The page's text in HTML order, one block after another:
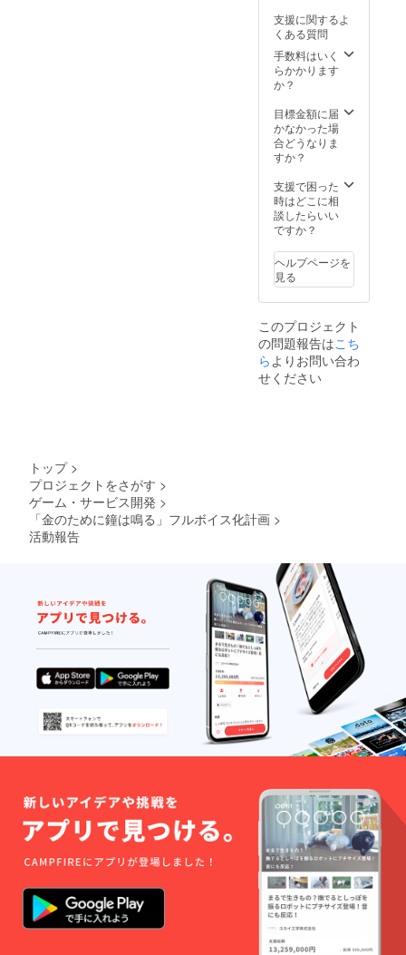
支援に関するよ
くある質問
手数料はいく
らかかります
か？
目標金額に届
かなかった場
合どうなりま
すか？
支援で困った
時はどこに相
談したらいい
ですか？
ヘルプページを
見る
このプロジェクト
の問題報告はこち
ら よりお問い合わ
せください
トップ >
プロジェクトをさがす >
ゲーム・サービス開発 >
「金のために鐘は鳴る」フルボイス化計画 >
活動報告